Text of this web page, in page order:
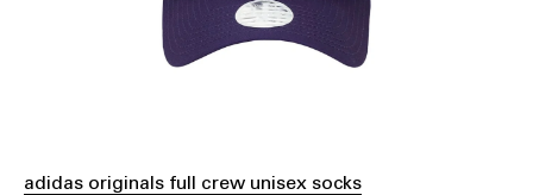
adidas originals full crew unisex socks